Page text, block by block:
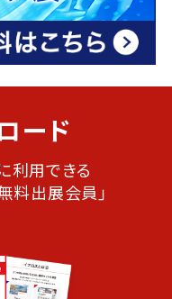
ード
利用できる
料出展会員」